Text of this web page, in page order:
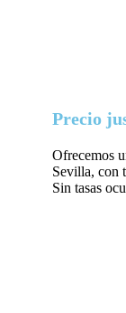
Precio
Ofrecemos
Sevilla, con
Sin tasas